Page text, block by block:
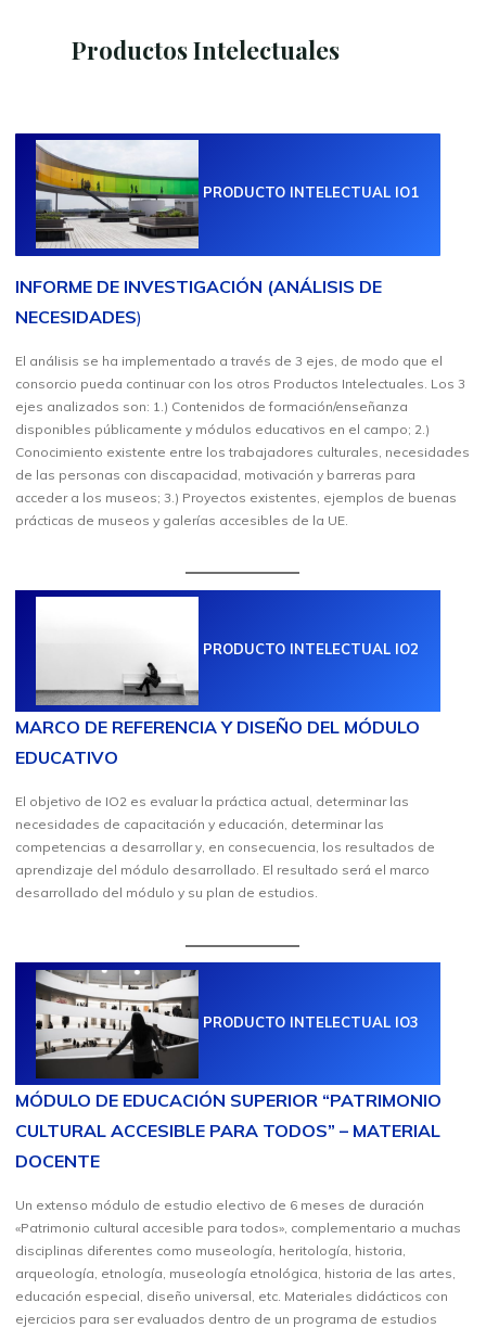
Productos Intelectuales
PRODUCTO INTELECTUAL IO1
INFORME DE INVESTIGACIÓN (ANÁLISIS DE
NECESIDADES)
El análisis se ha implementado a través de 3 ejes, de modo que el
consorcio pueda continuar con los otros Productos Intelectuales. Los 3
ejes analizados son: 1.) Contenidos de formación/enseñanza
disponibles públicamente y módulos educativos en el campo; 2.)
Conocimiento existente entre los trabajadores culturales, necesidades
de las personas con discapacidad, motivación y barreras para
acceder a los museos; 3.) Proyectos existentes, ejemplos de buenas
prácticas de museos y galerías accesibles de la UE.
PRODUCTO INTELECTUAL IO2
MARCO DE REFERENCIA Y DISEÑO DEL MÓDULO
EDUCATIVO
El objetivo de IO2 es evaluar la práctica actual, determinar las
necesidades de capacitación y educación, determinar las
competencias a desarrollar y, en consecuencia, los resultados de
aprendizaje del módulo desarrollado. El resultado será el marco
desarrollado del módulo y su plan de estudios.
PRODUCTO INTELECTUAL IO3
MÓDULO DE EDUCACIÓN SUPERIOR “PATRIMONIO
CULTURAL ACCESIBLE PARA TODOS” – MATERIAL
DOCENTE
Un extenso módulo de estudio electivo de 6 meses de duración
«Patrimonio cultural accesible para todos», complementario a muchas
disciplinas diferentes como museología, heritología, historia,
arqueología, etnología, museología etnológica, historia de las artes,
educación especial, diseño universal, etc. Materiales didácticos con
ejercicios para ser evaluados dentro de un programa de estudios